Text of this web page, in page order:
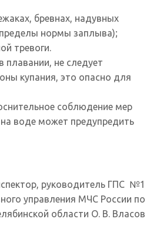
бревнах, надувных
нормы заплыва);
тревоги.
плавании, не следует
купания, это опасно для
соблюдение мер
воде может предупредить
руководитель ГПС №1
управления МЧС России по
области О. В. Власов